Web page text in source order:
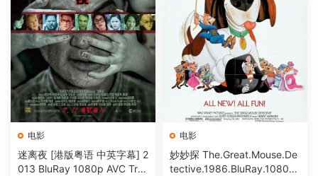
电影
迷离夜 [港版粤语 中英字幕] 2
013 BluRay 1080p AVC Tru
电影
妙妙探 The.Great.Mouse.De
tective.1986.BluRay.1080p.